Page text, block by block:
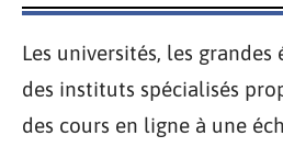
Les universités, les grandes
des instituts spécialisés
des cours en ligne à une